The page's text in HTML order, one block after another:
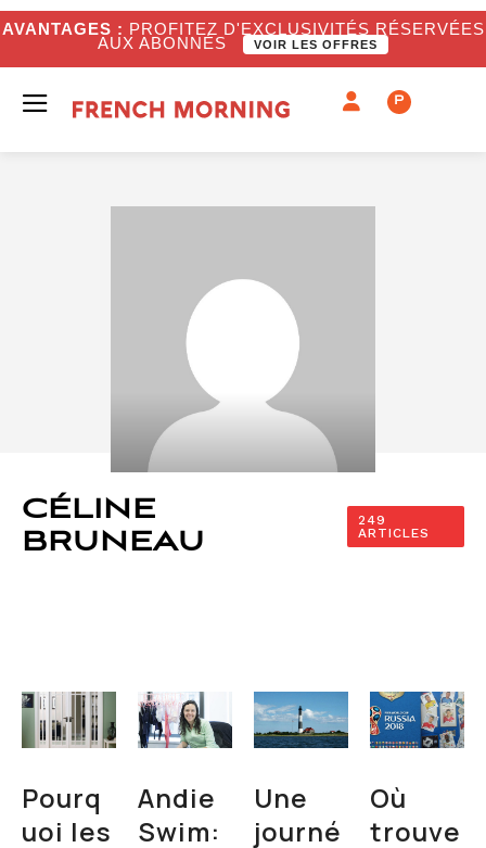
AVANTAGES : PROFITEZ D'EXCLUSIVITÉS RÉSERVÉES
AUX ABONNÉS VOIR LES OFFRES
P
CÉLINE
BRUNEAU
249
ARTICLES
Pourq
uoi les
Andie
Swim:
Une
journé
Où
trouve